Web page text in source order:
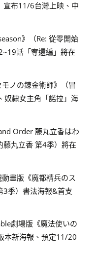
宣布11/6台灣上映、中
》（Re: 從零開始
話「奪還編」將在
ノの錬金術師》（冒
奴隸女主角「諾拉」海
Order 藤丸立香はわ
藤丸立香 第4季）將在
畫版《魔都精兵のス
3季）書法海報&首支
劇場版《魔法使いの
本新海報、預定11/20